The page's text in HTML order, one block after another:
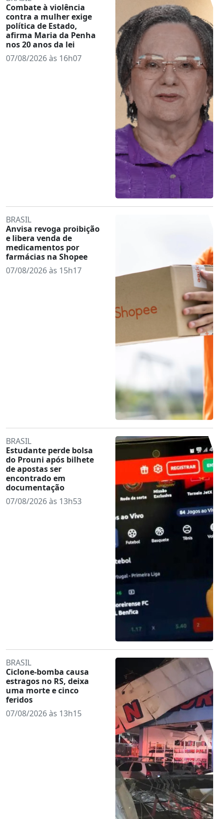
Combate à violência
contra a mulher exige
política de Estado,
afirma Maria da Penha
nos 20 anos da lei
07/08/2026 às 16h07
BRASIL
Anvisa revoga proibição
e libera venda de
medicamentos por
farmácias na Shopee
07/08/2026 às 15h17
BRASIL
Estudante perde bolsa
do Prouni após bilhete
de apostas ser
encontrado em
documentação
07/08/2026 às 13h53
BRASIL
Ciclone-bomba causa
estragos no RS, deixa
uma morte e cinco
feridos
07/08/2026 às 13h15